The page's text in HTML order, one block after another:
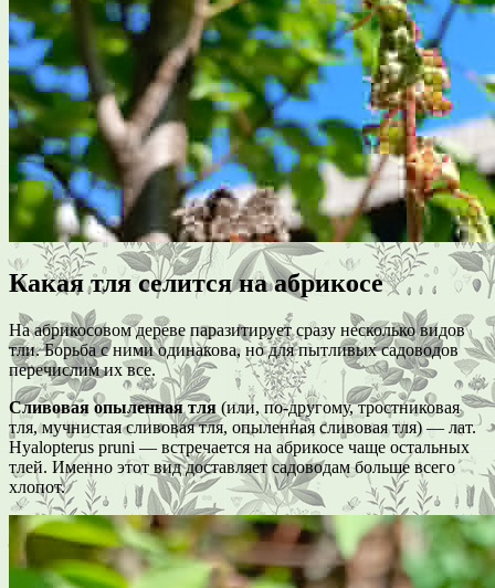
Какая тля селится на абрикосе
На абрикосовом дереве паразитирует сразу несколько видов
тли. Борьба с ними одинакова, но для пытливых садоводов
перечислим их все.
Сливовая опыленная тля (или, по-другому, тростниковая
тля, мучнистая сливовая тля, опыленная сливовая тля) — лат.
Hyalopterus pruni — встречается на абрикосе чаще остальных
тлей. Именно этот вид доставляет садоводам больше всего
хлопот.